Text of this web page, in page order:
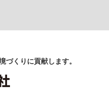
づくりに貢献します。